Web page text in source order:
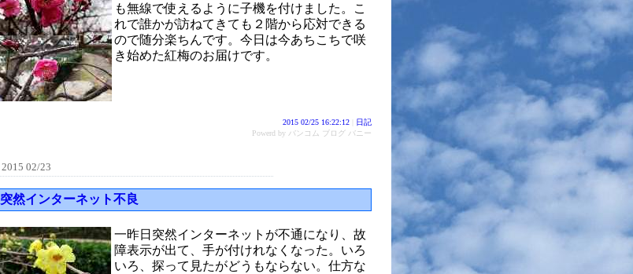
も無線で使えるように子機を付けました。こ
れで誰かが訪ねてきても２階から応対できる
ので随分楽ちんです。今日は今あちこちで咲
き始めた紅梅のお届けです。
2015 02/25 16:22:12
日記
Powerd by バンコム ブログ バニー
2015 02/23
突然インターネット不良
一昨日突然インターネットが不通になり、故
障表示が出て、手が付けれなくなった。いろ
いろ、探って見たがどうもならない。仕方な